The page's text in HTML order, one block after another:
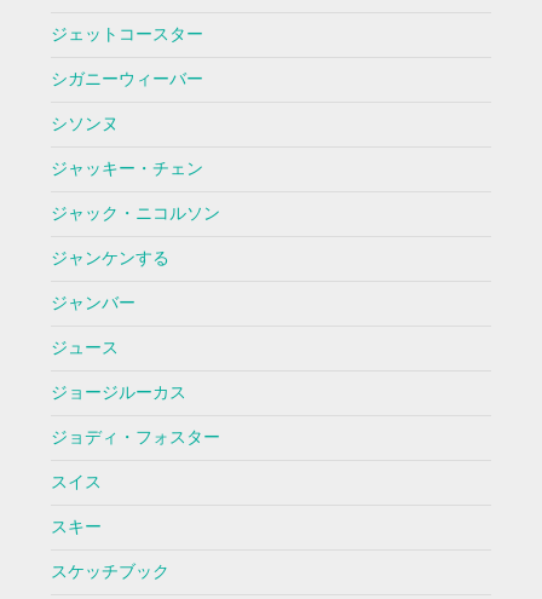
ジェットコースター
シガニーウィーバー
シソンヌ
ジャッキー・チェン
ジャック・ニコルソン
ジャンケンする
ジャンバー
ジュース
ジョージルーカス
ジョディ・フォスター
スイス
スキー
スケッチブック